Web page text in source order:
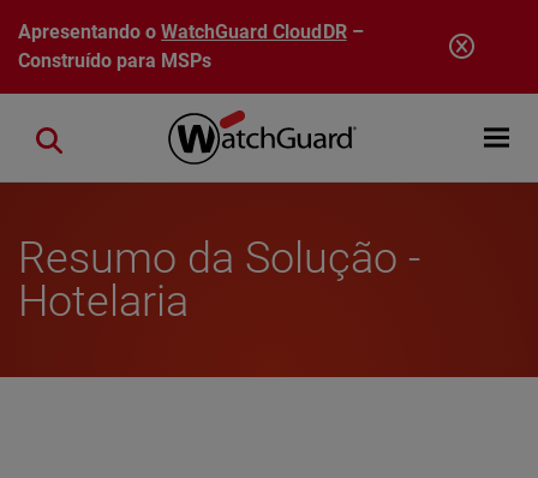
Pular para o conteúdo principal
Apresentando oWatchGuard CloudDR–
Construído para MSPs
Open
Close search
Resumo da Solução -
Hotelaria